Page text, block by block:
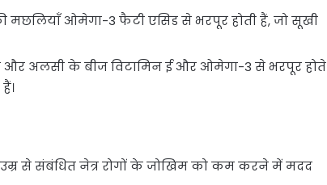
मछलियाँ ओमेगा-3 फैटी एसिड से भरपूर होती हैं, जो सूखी
अलसी के बीज विटामिन ई और ओमेगा-3 से भरपूर होते
से संबंधित नेत्र रोगों के जोखिम को कम करने में मदद